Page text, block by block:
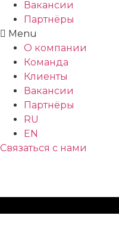
Вакансии
Партнёры
Menu
О компании
Команда
Клиенты
Вакансии
Партнёры
RU
EN
Связаться с нами